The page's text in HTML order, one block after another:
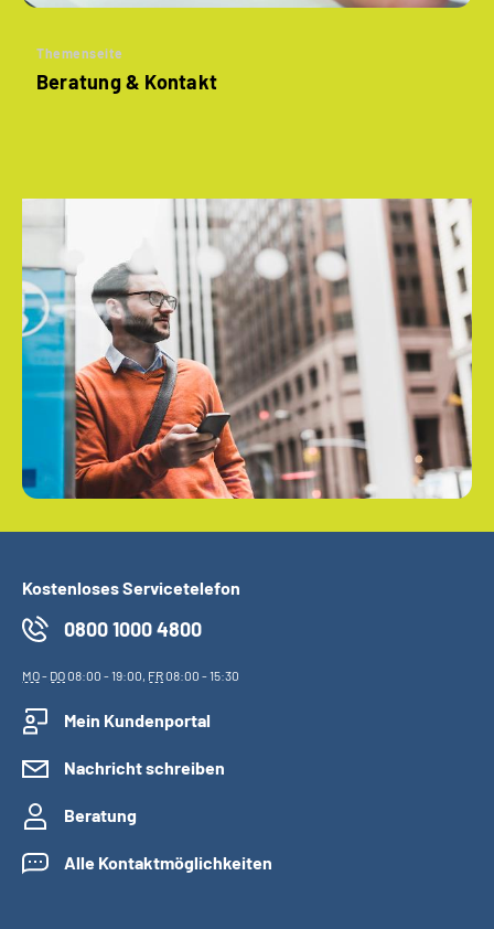
Themenseite
Beratung & Kontakt
Kostenloses Servicetelefon
0800 1000 4800
MO- DO08:00 - 19:00, FR08:00 - 15:30
Mein Kundenportal
Nachricht schreiben
Beratung
Alle Kontaktmöglichkeiten